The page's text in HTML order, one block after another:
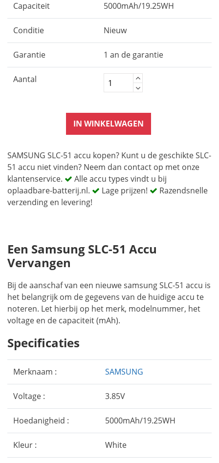
Capaciteit 5000mAh/19.25WH
Conditie Nieuw
Garantie 1 an de garantie
Aantal
IN WINKELWAGEN
SAMSUNG SLC-51 accu kopen? Kunt u de geschikte SLC-
51 accu niet vinden? Neem dan contact op met onze
klantenservice.
Alle accu types vindt u bij
oplaadbare-batterij.nl.
Lage prijzen!
Razendsnelle
verzending en levering!
Een Samsung SLC-51 Accu
Vervangen
Bij de aanschaf van een nieuwe samsung SLC-51 accu is
het belangrijk om de gegevens van de huidige accu te
noteren. Let hierbij op het merk, modelnummer, het
voltage en de capaciteit (mAh).
Specificaties
Merknaam : SAMSUNG
Voltage : 3.85V
Hoedanigheid : 5000mAh/19.25WH
Kleur : White